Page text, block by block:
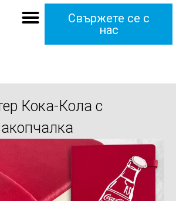
Свържете се с
нас
Кока-Кола с